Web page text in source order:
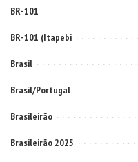
BR-101
BR-101 (Itapebi
Brasil
Brasil/Portugal
Brasileirão
Brasileirão 2025